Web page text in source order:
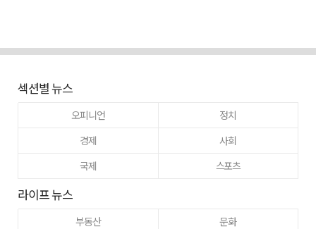
섹션별 뉴스
오피니언
정치
경제
사회
국제
스포츠
라이프 뉴스
부동산
문화